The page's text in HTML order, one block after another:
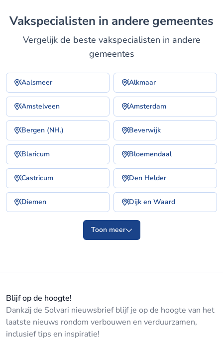
Vakspecialisten in andere gemeentes
Vergelijk de beste vakspecialisten in andere
gemeentes
Aalsmeer Alkmaar
Amstelveen Amsterdam
Bergen (NH.) Beverwijk
Blaricum Bloemendaal
Castricum Den Helder
Diemen Dijk en Waard
Toon meer
Blijf op de hoogte!
Dankzij de Solvari nieuwsbrief blijf je op de hoogte van het
laatste nieuws rondom verbouwen en verduurzamen,
inclusief tips en inspiratie!